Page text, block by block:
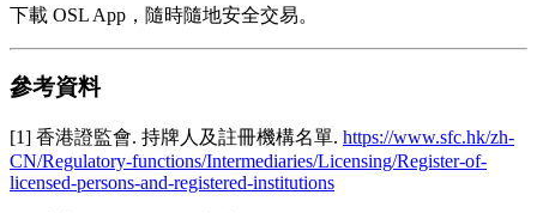
下載 OSL App，隨時隨地安全交易。
參考資料
[1] 香港證監會. 持牌人及註冊機構名單. https://www.sfc.hk/zh-
CN/Regulatory-functions/Intermediaries/Licensing/Register-of-
licensed-persons-and-registered-institutions